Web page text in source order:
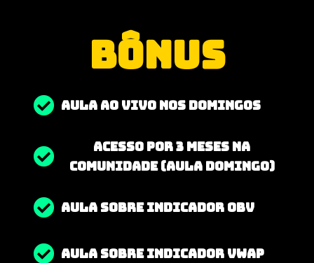
BÔNUS
AULA AO VIVO NOS DOMINGOS
Acesso por 3 MESES na
comunidade (AULA DOMINGO)
AULA SOBRE INDICADOR OBV
AULA SOBRE INDICADOR VWAP